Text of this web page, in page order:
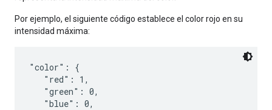
Por ejemplo, el siguiente código establece el color rojo en su
intensidad máxima:
"color": {
   "red": 1,
   "green": 0,
   "blue": 0,